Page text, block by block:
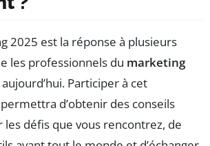
2025 est la réponse à plusieurs
les professionnels du marketing
Participer à cet
d’obtenir des conseils
les défis que vous rencontrez, de